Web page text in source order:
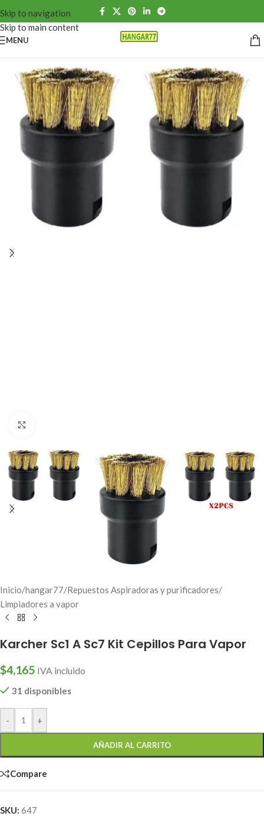
Skip to navigation
Skip to main content
MENU
Inicio/hangar77/Repuestos Aspiradoras y purificadores/
Limpiadores a vapor
Karcher Sc1 A Sc7 Kit Cepillos Para Vapor
$4,165 IVA incluido
31 disponibles
- +
AÑADIR AL CARRITO
Compare
SKU: 647